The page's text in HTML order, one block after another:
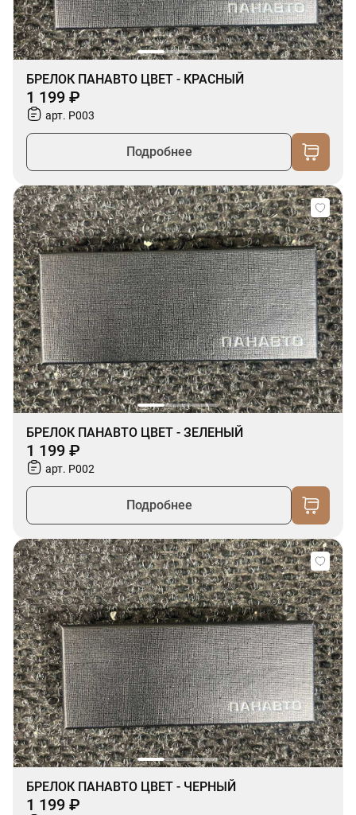
БРЕЛОК ПАНАВТО ЦВЕТ - КРАСНЫЙ
1 199 ₽
арт. P003
Подробнее
БРЕЛОК ПАНАВТО ЦВЕТ - ЗЕЛЕНЫЙ
1 199 ₽
арт. P002
Подробнее
БРЕЛОК ПАНАВТО ЦВЕТ - ЧЕРНЫЙ
1 199 ₽